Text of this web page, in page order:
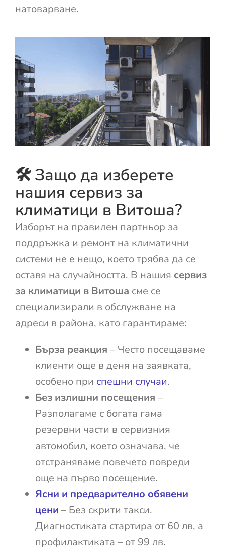
натоварване.
🛠️ Защо да изберете
нашия сервиз за
климатици в Витоша?
Изборът на правилен партньор за
поддръжка и ремонт на климатични
системи не е нещо, което трябва да се
оставя на случайността. В нашия сервиз
за климатици в Витоша сме се
специализирали в обслужване на
адреси в района, като гарантираме:
Бърза реакция – Често посещаваме
клиенти още в деня на заявката,
особено при спешни случаи.
Без излишни посещения –
Разполагаме с богата гама
резервни части в сервизния
автомобил, което означава, че
отстраняваме повечето повреди
още на първо посещение.
Ясни и предварително обявени
цени – Без скрити такси.
Диагностиката стартира от 60 лв, а
профилактиката – от 99 лв.